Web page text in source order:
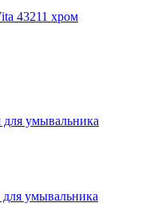
43211 хром
для умывальника
умывальника